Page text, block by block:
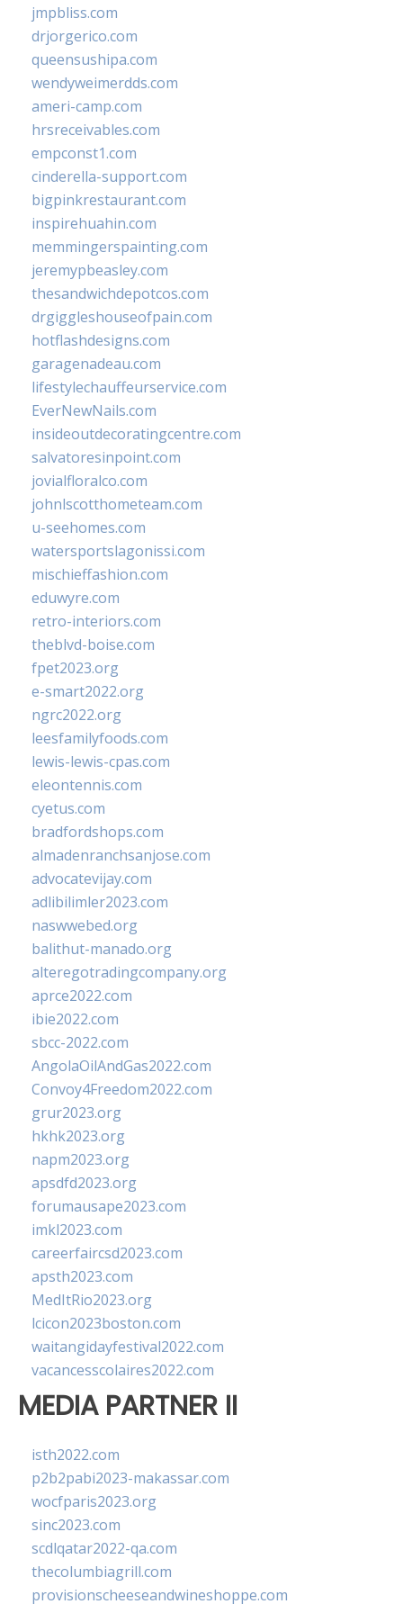
jmpbliss.com
drjorgerico.com
queensushipa.com
wendyweimerdds.com
ameri-camp.com
hrsreceivables.com
empconst1.com
cinderella-support.com
bigpinkrestaurant.com
inspirehuahin.com
memmingerspainting.com
jeremypbeasley.com
thesandwichdepotcos.com
drgiggleshouseofpain.com
hotflashdesigns.com
garagenadeau.com
lifestylechauffeurservice.com
EverNewNails.com
insideoutdecoratingcentre.com
salvatoresinpoint.com
jovialfloralco.com
johnlscotthometeam.com
u-seehomes.com
watersportslagonissi.com
mischieffashion.com
eduwyre.com
retro-interiors.com
theblvd-boise.com
fpet2023.org
e-smart2022.org
ngrc2022.org
leesfamilyfoods.com
lewis-lewis-cpas.com
eleontennis.com
cyetus.com
bradfordshops.com
almadenranchsanjose.com
advocatevijay.com
adlibilimler2023.com
naswwebed.org
balithut-manado.org
alteregotradingcompany.org
aprce2022.com
ibie2022.com
sbcc-2022.com
AngolaOilAndGas2022.com
Convoy4Freedom2022.com
grur2023.org
hkhk2023.org
napm2023.org
apsdfd2023.org
forumausape2023.com
imkl2023.com
careerfaircsd2023.com
apsth2023.com
MedItRio2023.org
lcicon2023boston.com
waitangidayfestival2022.com
vacancesscolaires2022.com
MEDIA PARTNER II
isth2022.com
p2b2pabi2023-makassar.com
wocfparis2023.org
sinc2023.com
scdlqatar2022-qa.com
thecolumbiagrill.com
provisionscheeseandwineshoppe.com